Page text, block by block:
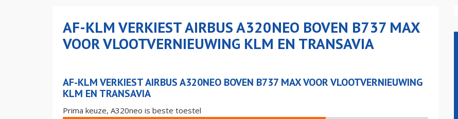
AF-KLM VERKIEST AIRBUS A320NEO BOVEN B737 MAX
VOOR VLOOTVERNIEUWING KLM EN TRANSAVIA
AF-KLM VERKIEST AIRBUS A320NEO BOVEN B737 MAX VOOR VLOOTVERNIEUWING
KLM EN TRANSAVIA
Prima keuze, A320neo is beste toestel